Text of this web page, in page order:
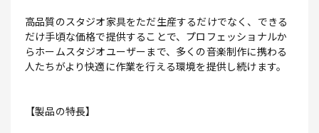
高品質のスタジオ家具をただ生産するだけでなく、できる
だけ手頃な価格で提供することで、プロフェッショナルか
らホームスタジオユーザーまで、多くの音楽制作に携わる
人たちがより快適に作業を行える環境を提供し続けます。
【製品の特長】